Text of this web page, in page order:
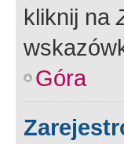
kliknij na
Góra